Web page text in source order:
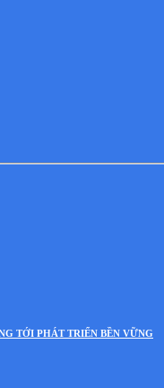
TỚI PHÁT TRIỂN BỀN VỮNG